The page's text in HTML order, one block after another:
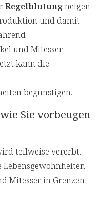
Regelblutungneigen
und damit
und Mitesser
kann die
begünstigen.
Sie vorbeugen
teilweise vererbt.
Mitesser in Grenzen